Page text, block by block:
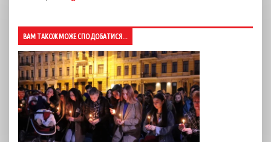
ВАМ ТАКОЖ МОЖЕ СПОДОБАТИСЯ...